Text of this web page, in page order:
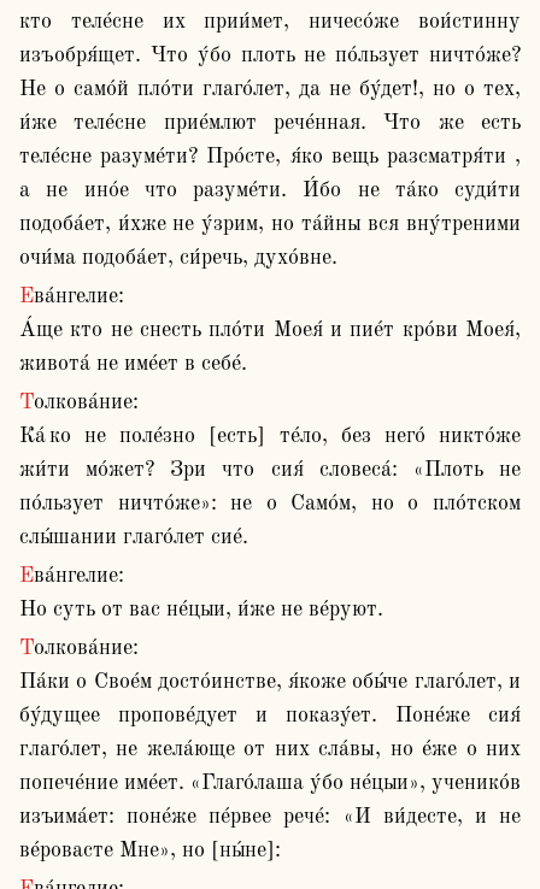
кто теле́сне их прии́мет, ничесо́же вои́стинну
изъобря́щет. Что у́бо плоть не по́льзует ничто́же?
Не о само́й пло́ти глаго́лет, да не бу́дет!, но о тех,
и́же теле́сне прие́млют рече́нная. Что же есть
теле́сне разуме́ти? Про́сте, я́ко вещь разсматря́ти ,
а не ино́е что разуме́ти. И́бо не та́ко суди́ти
подоба́ет, и́хже не у́зрим, но та́йны вся вну́треними
очи́ма подоба́ет, си́речь, духо́вне.
Ева́нгелие:
А́ще кто не снесть пло́ти Моея́ и пие́т кро́ви Моея́,
живота́ не име́ет в себе́.
Толкова́ние:
Ка́ ко не поле́зно [есть] те́ло, без него́ никто́же
жи́ти мо́жет? Зри что сия́ словеса́: «Плоть не
по́льзует ничто́же»: не о Само́м, но о пло́тском
слы́шании глаго́лет сие́.
Ева́нгелие:
Но суть от вас не́цыи, и́же не ве́руют.
Толкова́ние:
Па́ки о Свое́м досто́инстве, я́коже обы́че глаго́лет, и
бу́дущее пропове́дует и показу́ет. Поне́же сия́
глаго́лет, не жела́юще от них сла́вы, но е́же о них
попече́ние име́ет. «Глаго́лаша у́бо не́цыи», ученико́в
изъима́ет: поне́же пе́рвее рече́: «И ви́десте, и не
ве́ровасте Мне», но [ны́не]: